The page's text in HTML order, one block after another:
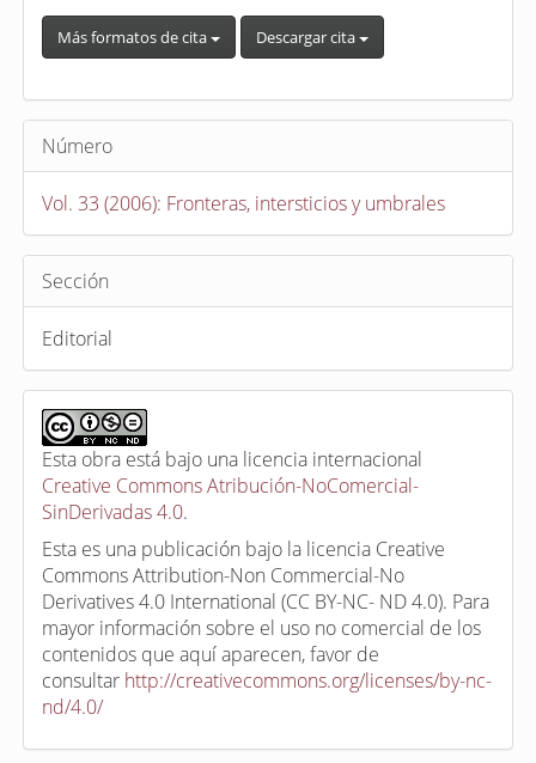
Más formatos de cita Descargar cita
Número
Vol. 33 (2006): Fronteras, intersticios y umbrales
Sección
Editorial
Esta obra está bajo una licencia internacional
Creative Commons Atribución-NoComercial-
SinDerivadas 4.0.
Esta es una publicación bajo la licencia Creative
Commons Attribution-Non Commercial-No
Derivatives 4.0 International (CC BY-NC- ND 4.0). Para
mayor información sobre el uso no comercial de los
contenidos que aquí aparecen, favor de
consultar http://creativecommons.org/licenses/by-nc-
nd/4.0/